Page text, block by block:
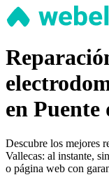
en Puente
Descubre los mejores
Vallecas: al instante,
o página web con